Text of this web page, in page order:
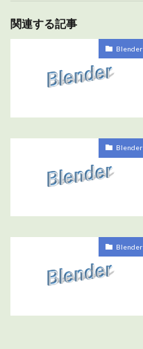
関連する記事
Blender
Blender
Blender